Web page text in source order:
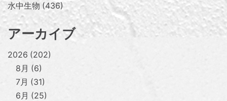
水中生物 436
アーカイブ
2026 202
8月
6
7月
31
6月
25